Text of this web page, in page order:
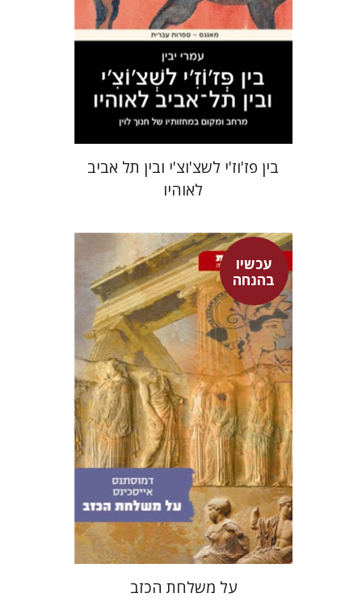
הנחת אתר ספר מודפס
$32
$29
בין פז'וז'י לשצ'וצ'י ובין תל אביב
לאוהיו
עכשיו
בהנחה
דמוסתנס
אייסכינס
זיוה כספי
עכשיו בהנחה
$25
$18
על משלחת הכזב